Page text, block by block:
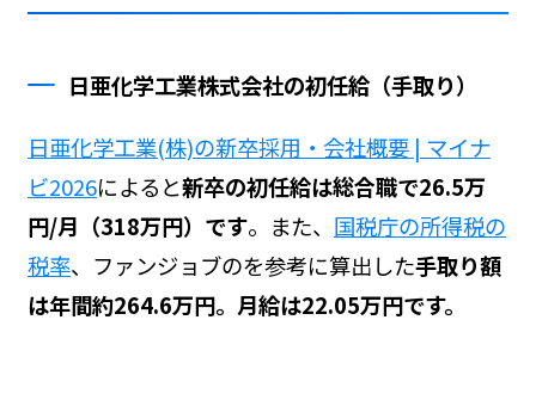
日亜化学工業株式会社の初任給（手取り）
日亜化学工業(株)の新卒採用・会社概要 | マイナ
ビ2026によると新卒の初任給は総合職で26.5万
円/月（318万円）です。また、 国税庁の所得税の
税率、ファンジョブのを参考に算出した手取り額
は年間約264.6万円。月給は22.05万円です。